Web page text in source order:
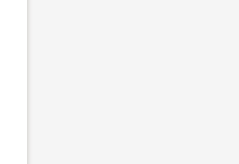
afbeeldingen